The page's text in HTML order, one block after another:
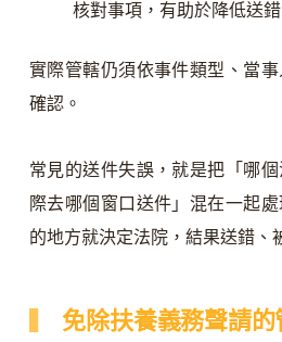
核對事項，有助於降低送
實際管轄仍須依事件類型、當
確認。
常見的送件失誤，就是把「哪
際去哪個窗口送件」混在一起
的地方就決定法院，結果送錯、
免除扶養義務聲請